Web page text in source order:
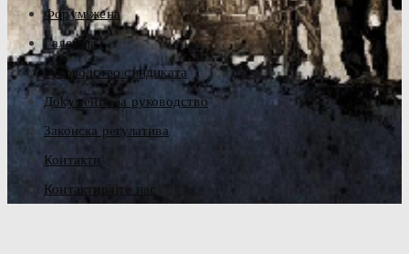
Форум жена
Галерија
Руководство синдиката
Документа за руководство
Законска регулатива
Контакти
Контактирајте нас